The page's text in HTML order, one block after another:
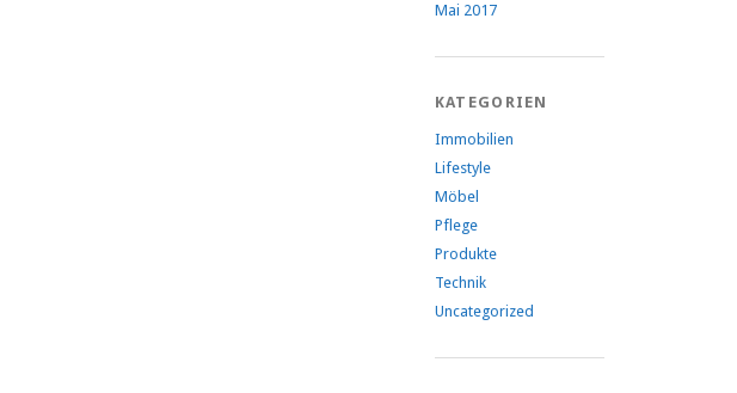
Mai 2017
KATEGORIEN
Immobilien
Lifestyle
Möbel
Pflege
Produkte
Technik
Uncategorized